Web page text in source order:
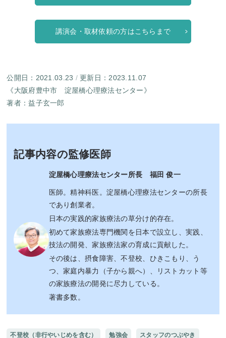
講演会・取材依頼の方はこちらまで
公開日：2021.03.23 /更新日：2023.11.07
《大阪府豊中市 淀屋橋心理療法センター》
著者：益子玄一郎
記事内容の監修医師
淀屋橋心理療法センター所長 福田 俊一
医師。精神科医。淀屋橋心理療法センターの所長
であり創業者。
日本の実践的家族療法の草分け的存在。
初めて家族療法専門機関を日本で設立し、実践、
技法の開発、家族療法家の育成に貢献した。
その後は、摂食障害、不登校、ひきこもり、う
つ、家庭内暴力（子から親へ）、リストカット等
の家族療法の開発に尽力している。
著書多数。
不登校（非行やいじめを含む） 勉強会 スタッフのつぶやき